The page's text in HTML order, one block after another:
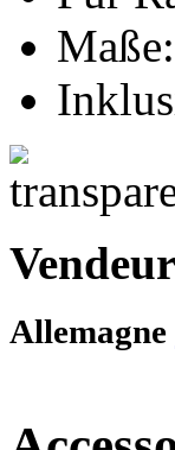
Vendeur
Allemagne